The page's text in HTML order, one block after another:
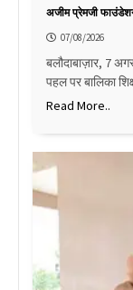
अजीम प्रेमजी
07/08/2026
बलौदाबाज़ार, 7
पहल पर बालिका
Read More..